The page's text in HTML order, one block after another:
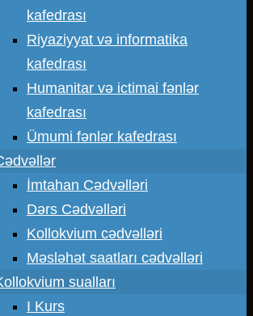
kafedrası
Riyaziyyat və informatika
kafedrası
Humanitar və ictimai fənlər
kafedrası
Ümumi fənlər kafedrası
İmtahan Cədvəlləri
Dərs Cədvəlləri
Kollokvium cədvəlləri
Məsləhət saatları cədvəlləri
sualları
I Kurs